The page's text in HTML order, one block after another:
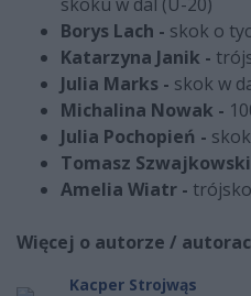
skoku w dal (U-20)
Borys Lach - skok o
Katarzyna Janik -
Julia Marks - skok w
Michalina Nowak -
Julia Pochopień -
Tomasz
Amelia Wiatr -
Więcej o autorze /
Kacper Strojwąs